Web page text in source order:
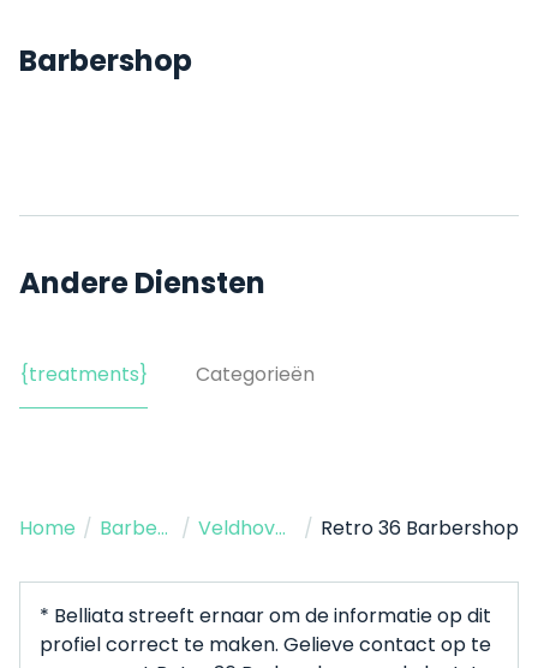
Barbershop
Andere Diensten
{treatments} Categorieën
Home / Barbershop / Veldhoven / Retro 36 Barbershop
* Belliata streeft ernaar om de informatie op dit
profiel correct te maken. Gelieve contact op te